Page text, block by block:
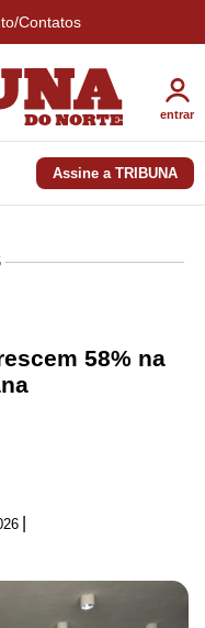
Contatos
entrar
Assine a TRIBUNA
58% na